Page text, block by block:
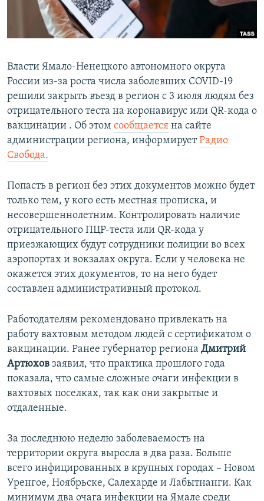
ПОБЕДИТЕЛЕЙ НЕ СУДЯТ?
КРЫМ.НЕПОКОРЕННЫЙ
ПРИСОЕДИНЯЙТЕСЬ!
Все сайты RFE/RL
Власти Ямало-Ненецкого автономного округа
России из-за роста числа заболевших COVID-19
решили закрыть въезд в регион с 3 июля людям без
отрицательного теста на коронавирус или QR-кода о
вакцинации . Об этом сообщается на сайте
администрации региона, информируетРадио
Свобода.
Попасть в регион без этих документов можно будет
только тем, у кого есть местная прописка, и
несовершеннолетним. Контролировать наличие
отрицательного ПЦР-теста или QR-кода у
приезжающих будут сотрудники полиции во всех
аэропортах и вокзалах округа. Если у человека не
окажется этих документов, то на него будет
составлен административный протокол.
Работодателям рекомендовано привлекать на
работу вахтовым методом людей с сертификатом о
вакцинации. Ранее губернатор региона Дмитрий
Артюхов заявил, что практика прошлого года
показала, что самые сложные очаги инфекции в
вахтовых поселках, так как они закрытые и
отдаленные.
За последнюю неделю заболеваемость на
территории округа выросла в два раза. Больше
всего инфицированных в крупных городах – Новом
Уренгое, Ноябрьске, Салехарде и Лабытнанги. Как
минимум два очага инфекции на Ямале среди